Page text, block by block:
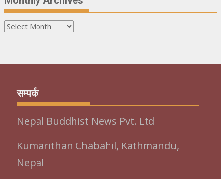
Monthly
सम्पर्क
Nepal Buddhist News Pvt. Ltd
Kumarithan Chabahil, Kathmandu,
Nepal